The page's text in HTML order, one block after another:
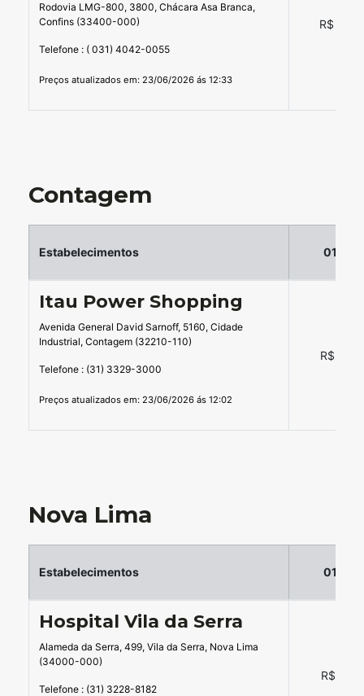
Rodovia LMG-800, 3800, Chácara Asa Branca,
Confins (33400-000)
Telefone : ( 031) 4042-0055
Preços atualizados em: 23/06/2026 ás 12:33
R$
Contagem
Estabelecimentos 01
Itau Power Shopping
Avenida General David Sarnoff, 5160, Cidade
Industrial, Contagem (32210-110)
Telefone : (31) 3329-3000
Preços atualizados em: 23/06/2026 ás 12:02
R$
Nova Lima
Estabelecimentos 01
Hospital Vila da Serra
Alameda da Serra, 499, Vila da Serra, Nova Lima
(34000-000)
Telefone : (31) 3228-8182
R$